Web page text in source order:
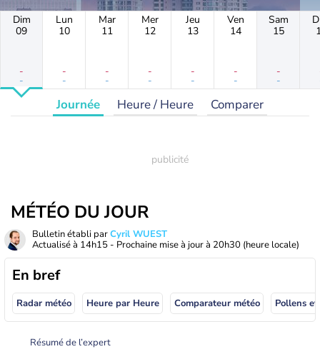
Dim
09
-
-
Lun
10
-
-
Mar
11
-
-
Mer
12
-
-
Jeu
13
-
-
Ven
14
-
-
Sam
15
-
-
Journée Heure / Heure Comparer
MÉTÉO DU JOUR
Bulletin établi parCyril WUEST
Actualisé à 14h15 - Prochaine mise à jour à 20h30 (heure locale)
En bref
Radar météo Heure par Heure Comparateur météo Pollens
Résumé de l’expert